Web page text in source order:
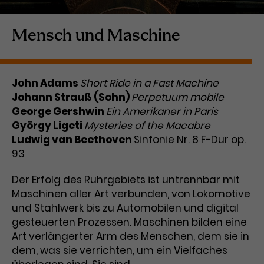
Zweck
Analytics installiert. Das Cookie
darüber zu speichern, wie
Besucher*innen eine Website
nutzen, und hilft bei der Erstellung
eines Analyseberichts über die
Performance der Website. Die
der Besuche, die Quelle, aus der sie
stammen, und die besuchten
Seiten.
Name _gat_UA-63561367-1
Laufzeit 3 Monate
Zweck
Dieses Cookie speichert
Informationen zu Werbeklicks und
Kampagnen.
Name _gcl_dc
Anbieter Google / DoubleClick
Mensch und Maschine
John Adams Short Ride in a Fast Machine
Johann Strauß (Sohn)Perpetuum mobile
George Gershwin Ein Amerikaner in Paris
György Ligeti Mysteries of the Macabre
Ludwig van Beethoven Sinfonie Nr. 8 F-Dur op.
93
Der Erfolg des Ruhrgebiets ist untrennbar mit
Maschinen aller Art verbunden, von Lokomotive
und Stahlwerk bis zu Automobilen und digital
gesteuerten Prozessen. Maschinen bilden eine
Art verlängerter Arm des Menschen, dem sie in
dem, was sie verrichten, um ein Vielfaches